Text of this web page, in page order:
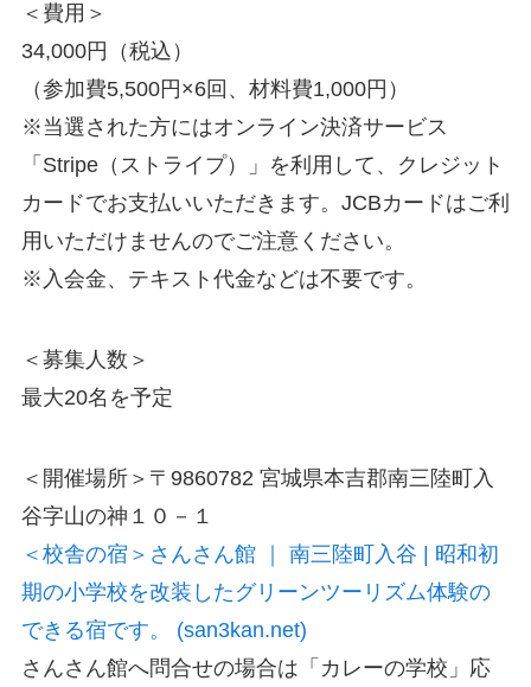
＜費用＞
34,000円（税込）
（参加費5,500円×6回、材料費1,000円）
※当選された方にはオンライン決済サービス
「Stripe（ストライプ）」を利用して、クレジット
カードでお支払いいただきます。JCBカードはご利
用いただけませんのでご注意ください。
※入会金、テキスト代金などは不要です。
＜募集人数＞
最大20名を予定
​＜開催場所＞〒9860782 宮城県本吉郡南三陸町入
谷字山の神１０－１
＜校舎の宿＞さんさん館 ｜ 南三陸町入谷 | 昭和初
期の小学校を改装したグリーンツーリズム体験の
できる宿です。 (san3kan.net)
さんさん館へ問合せの場合は「カレーの学校」応